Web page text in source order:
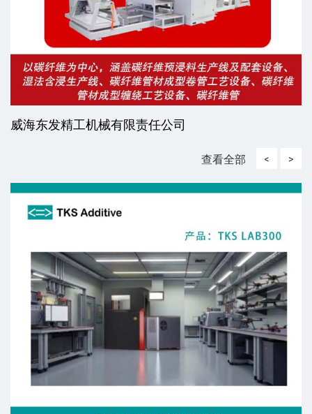
威海东发精工机械有限责任公司
查看全部 < >